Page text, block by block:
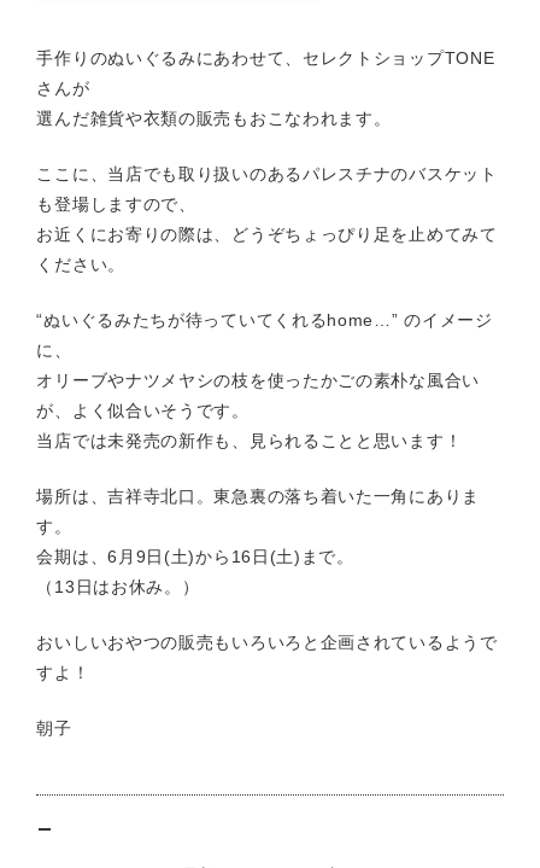
手作りのぬいぐるみにあわせて、セレクトショップTONE
さんが
選んだ雑貨や衣類の販売もおこなわれます。
ここに、当店でも取り扱いのあるパレスチナのバスケット
も登場しますので、
お近くにお寄りの際は、どうぞちょっぴり足を止めてみて
ください。
“ぬいぐるみたちが待っていてくれるhome…” のイメージ
に、
オリーブやナツメヤシの枝を使ったかごの素朴な風合い
が、よく似合いそうです。
当店では未発売の新作も、見られることと思います！
場所は、吉祥寺北口。東急裏の落ち着いた一角にありま
す。
会期は、6月9日(土)から16日(土)まで。
（13日はお休み。）
おいしいおやつの販売もいろいろと企画されているようで
すよ！
朝子